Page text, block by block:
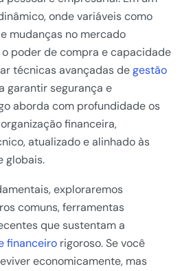
onde variáveis como
mudanças no mercado
poder de compra e capacidade
técnicas avançadas degestão
garantir segurança e
aborda com profundidade os
financeira,
atualizado e alinhado às
globais.
exploraremos
comuns, ferramentas
que sustentam a
financeiro rigoroso. Se você
economicamente, mas